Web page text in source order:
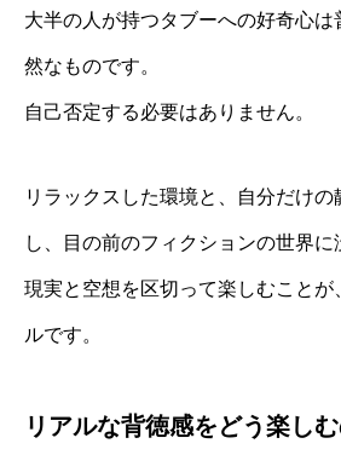
大半の人が持つタブーへの好奇心は
然なものです。
自己否定する必要はありません。
リラックスした環境と、自分だけの
し、目の前のフィクションの世界に
現実と空想を区切って楽しむことが
ルです。
リアルな背徳感をどう楽し